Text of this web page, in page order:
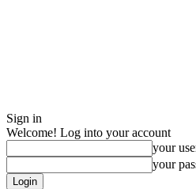
Sign in
Welcome! Log into your account
your
your